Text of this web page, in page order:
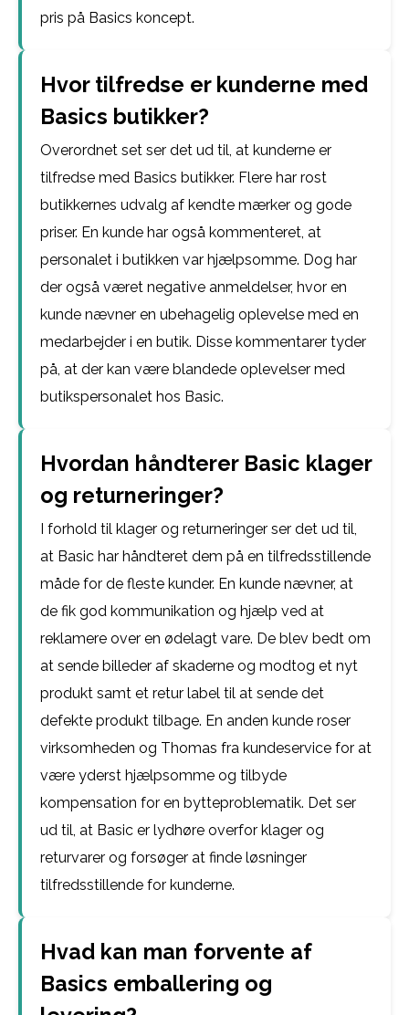
pris på Basics koncept.
Hvor tilfredse er kunderne med
Basics butikker?
Overordnet set ser det ud til, at kunderne er
tilfredse med Basics butikker. Flere har rost
butikkernes udvalg af kendte mærker og gode
priser. En kunde har også kommenteret, at
personalet i butikken var hjælpsomme. Dog har
der også været negative anmeldelser, hvor en
kunde nævner en ubehagelig oplevelse med en
medarbejder i en butik. Disse kommentarer tyder
på, at der kan være blandede oplevelser med
butikspersonalet hos Basic.
Hvordan håndterer Basic klager
og returneringer?
I forhold til klager og returneringer ser det ud til,
at Basic har håndteret dem på en tilfredsstillende
måde for de fleste kunder. En kunde nævner, at
de fik god kommunikation og hjælp ved at
reklamere over en ødelagt vare. De blev bedt om
at sende billeder af skaderne og modtog et nyt
produkt samt et retur label til at sende det
defekte produkt tilbage. En anden kunde roser
virksomheden og Thomas fra kundeservice for at
være yderst hjælpsomme og tilbyde
kompensation for en bytteproblematik. Det ser
ud til, at Basic er lydhøre overfor klager og
returvarer og forsøger at finde løsninger
tilfredsstillende for kunderne.
Hvad kan man forvente af
Basics emballering og